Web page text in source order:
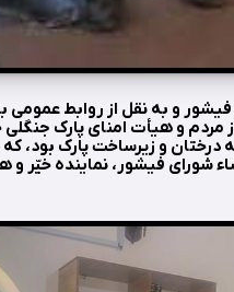
فیشور و به نقل از روابط
مردم و هیأت امنای پارک
درختان و زیرساخت پارک بود،
شورای فیشور، نماینده خیّر